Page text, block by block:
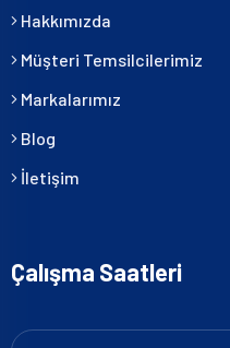
Hakkımızda
Müşteri Temsilcilerimiz
Markalarımız
Blog
İletişim
Çalışma Saatleri